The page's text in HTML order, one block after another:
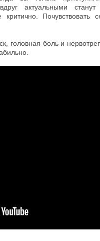
актуальными
Почувствовать
головная боль и